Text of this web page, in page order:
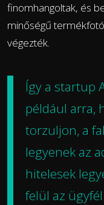
finomhangoltak, és
minőségű
végezték.
Így a startup
például arra,
torzuljon, a
legyenek az
hitelesek
felül az